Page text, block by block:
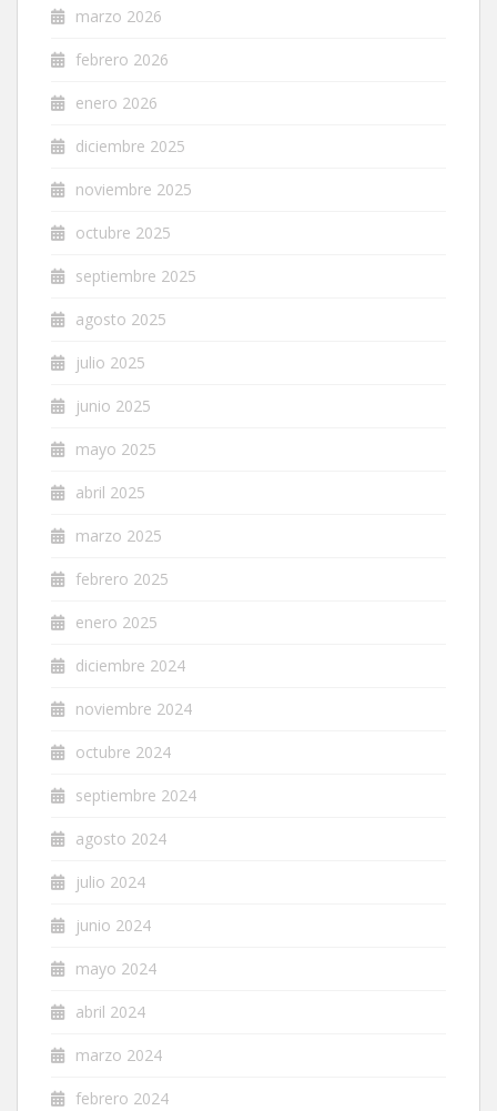
marzo 2026
febrero 2026
enero 2026
diciembre 2025
noviembre 2025
octubre 2025
septiembre 2025
agosto 2025
julio 2025
junio 2025
mayo 2025
abril 2025
marzo 2025
febrero 2025
enero 2025
diciembre 2024
noviembre 2024
octubre 2024
septiembre 2024
agosto 2024
julio 2024
junio 2024
mayo 2024
abril 2024
marzo 2024
febrero 2024